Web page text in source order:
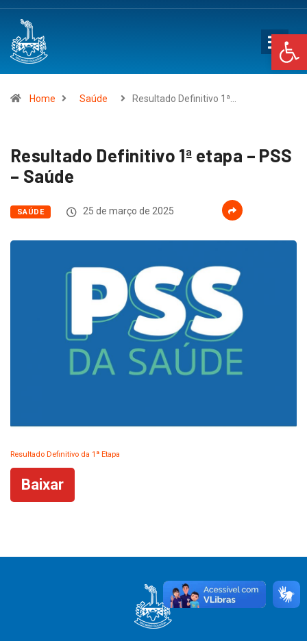
Home Saúde Resultado Definitivo 1ª…
Resultado Definitivo 1ª etapa – PSS
– Saúde
SAÚDE 25 de março de 2025
Resultado Definitivo da 1ª Etapa
Baixar